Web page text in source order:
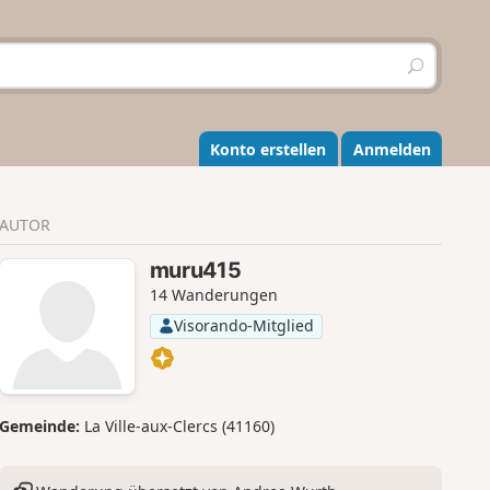
S
u
h
e
n
Konto erstellen Anmelden
AUTOR
muru415
14 Wanderungen
Visorando-Mitglied
Gemeinde: La Ville-aux-Clercs (41160)